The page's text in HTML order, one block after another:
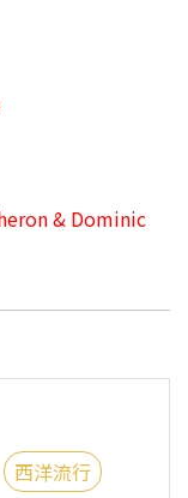
& Dominic
西洋流行